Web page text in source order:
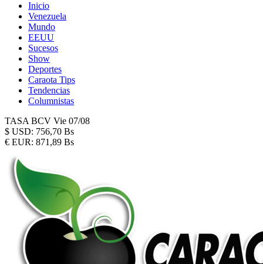
Inicio
Venezuela
Mundo
EEUU
Sucesos
Show
Deportes
Caraota Tips
Tendencias
Columnistas
TASA BCV Vie 07/08
$ USD: 756,70 Bs
€ EUR: 871,89 Bs